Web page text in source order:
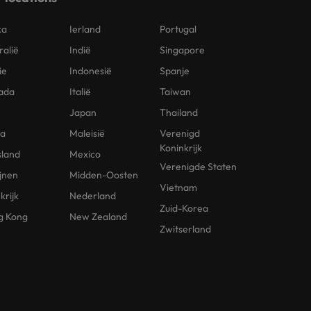
Kong
Ierland
Indië
Indonesië
Italië
Japan
Maleisië
Mexico
Midden-Oosten
Nederland
New Zealand
Portugal
Singapore
Spanje
Taiwan
Thailand
Verenigd
Koninkrijk
Verenigde Staten
Vietnam
Zuid-Korea
Zwitserland